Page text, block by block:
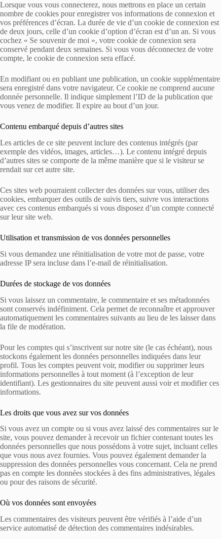
Lorsque vous vous connecterez, nous mettrons en place un certain
nombre de cookies pour enregistrer vos informations de connexion et
vos préférences d’écran. La durée de vie d’un cookie de connexion est
de deux jours, celle d’un cookie d’option d’écran est d’un an. Si vous
cochez « Se souvenir de moi », votre cookie de connexion sera
conservé pendant deux semaines. Si vous vous déconnectez de votre
compte, le cookie de connexion sera effacé.
En modifiant ou en publiant une publication, un cookie supplémentaire
sera enregistré dans votre navigateur. Ce cookie ne comprend aucune
donnée personnelle. Il indique simplement l’ID de la publication que
vous venez de modifier. Il expire au bout d’un jour.
Contenu embarqué depuis d’autres sites
Les articles de ce site peuvent inclure des contenus intégrés (par
exemple des vidéos, images, articles…). Le contenu intégré depuis
d’autres sites se comporte de la même manière que si le visiteur se
rendait sur cet autre site.
Ces sites web pourraient collecter des données sur vous, utiliser des
cookies, embarquer des outils de suivis tiers, suivre vos interactions
avec ces contenus embarqués si vous disposez d’un compte connecté
sur leur site web.
Utilisation et transmission de vos données personnelles
Si vous demandez une réinitialisation de votre mot de passe, votre
adresse IP sera incluse dans l’e-mail de réinitialisation.
Durées de stockage de vos données
Si vous laissez un commentaire, le commentaire et ses métadonnées
sont conservés indéfiniment. Cela permet de reconnaître et approuver
automatiquement les commentaires suivants au lieu de les laisser dans
la file de modération.
Pour les comptes qui s’inscrivent sur notre site (le cas échéant), nous
stockons également les données personnelles indiquées dans leur
profil. Tous les comptes peuvent voir, modifier ou supprimer leurs
informations personnelles à tout moment (à l’exception de leur
identifiant). Les gestionnaires du site peuvent aussi voir et modifier ces
informations.
Les droits que vous avez sur vos données
Si vous avez un compte ou si vous avez laissé des commentaires sur le
site, vous pouvez demander à recevoir un fichier contenant toutes les
données personnelles que nous possédons à votre sujet, incluant celles
que vous nous avez fournies. Vous pouvez également demander la
suppression des données personnelles vous concernant. Cela ne prend
pas en compte les données stockées à des fins administratives, légales
ou pour des raisons de sécurité.
Où vos données sont envoyées
Les commentaires des visiteurs peuvent être vérifiés à l’aide d’un
service automatisé de détection des commentaires indésirables.